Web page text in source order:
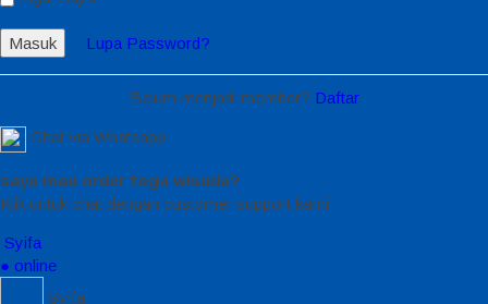
Masuk Lupa Password?
Belum menjadi member? Daftar
Chat via Whatsapp
saya mau order toga wisuda?
Klik untuk chat dengan customer support kami
Syifa
● online
Syifa